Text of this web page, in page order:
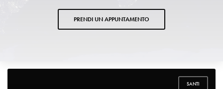
PRENDI UN APPUNTAMENTO
SANTI